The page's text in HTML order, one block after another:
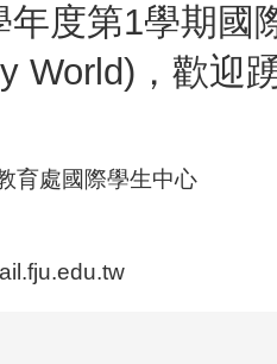
年度第1學期國
World)，歡迎
育處國際學生中心